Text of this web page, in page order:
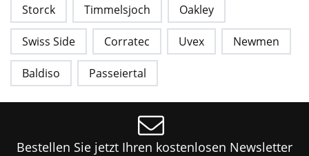
Storck Timmelsjoch Oakley
Swiss Side Corratec Uvex Newmen
Baldiso Passeiertal
Bestellen Sie jetzt Ihren kostenlosen Newsletter